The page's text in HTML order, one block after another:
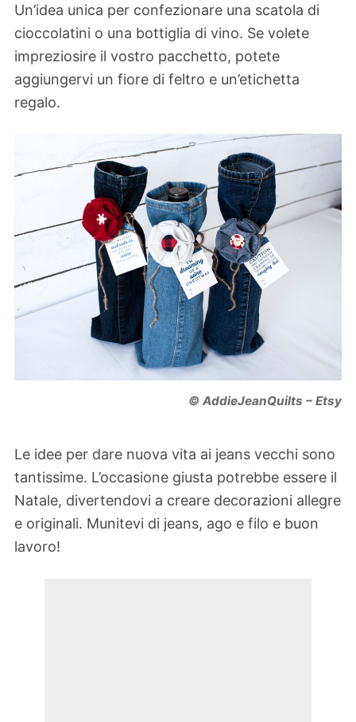
Un’idea unica per confezionare una scatola di
cioccolatini o una bottiglia di vino. Se volete
impreziosire il vostro pacchetto, potete
aggiungervi un fiore di feltro e un’etichetta
regalo.
© AddieJeanQuilts – Etsy
Le idee per dare nuova vita ai jeans vecchi sono
tantissime. L’occasione giusta potrebbe essere il
Natale, divertendovi a creare decorazioni allegre
e originali. Munitevi di jeans, ago e filo e buon
lavoro!